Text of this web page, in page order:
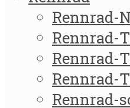
Rennrad-
Rennrad-
Rennrad-
Rennrad-
Rennrad-